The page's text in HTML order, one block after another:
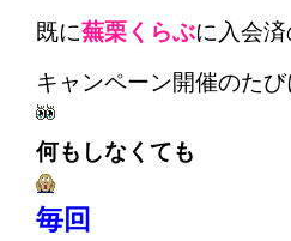
既に蕪栗くらぶに入会済
キャンペーン開催のたび
何もしなくても
毎回